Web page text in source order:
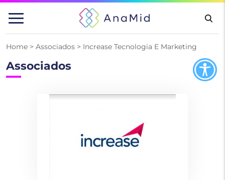
Pular
para
Home > Associados > Increase Tecnologia E Marketing
Associados